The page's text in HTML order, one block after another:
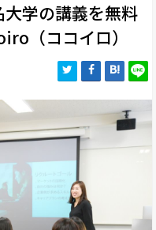
学の講義を無料
（ココイロ）